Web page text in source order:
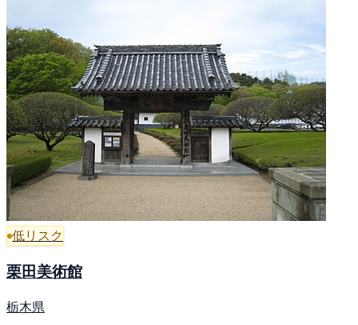
低リスク
栗田美術館
栃木県